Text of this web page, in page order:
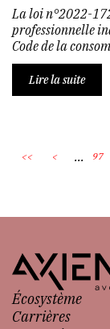
La loi n°2022-
professionnelle
Code de la
Lire la suite
<< < ... 97
Écosystème
Carrières